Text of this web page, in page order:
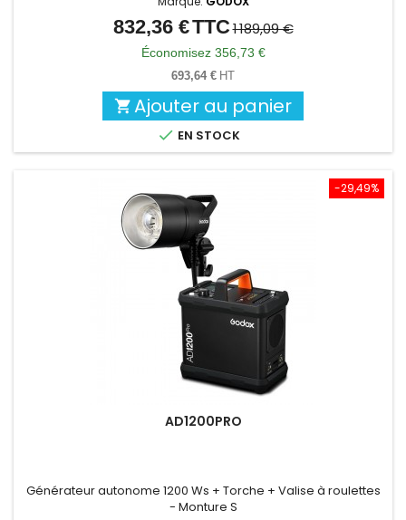
Prix
Prix
de
base
832,36 €TTC1 189,09 €
Économisez 356,73 €
693,64 € HT
 Ajouter au panier
 EN STOCK
-29,49%
AD1200PRO
Générateur autonome 1200 Ws + Torche + Valise à roulettes
- Monture S